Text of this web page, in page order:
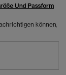
Und Passform
können,